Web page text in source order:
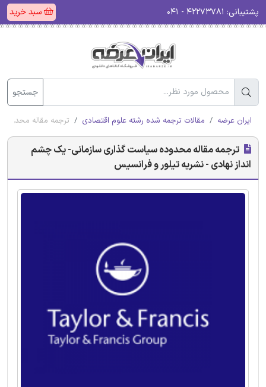
پشتیبانی: سبد خرید
جستجو
ایران عرضه مقالات ترجمه شده رشته علوم اقتصادی ترجمه مقاله
ترجمه مقاله محدوده سیاست گذاری سازمانی- یک چشم
انداز نهادی - نشریه تیلور و فرانسیس